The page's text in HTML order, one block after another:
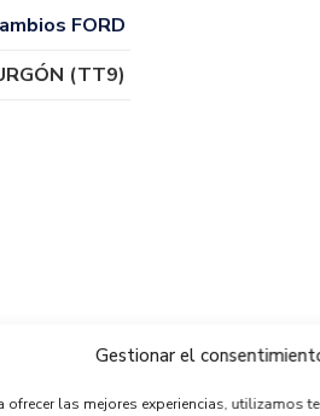
Gestionar el
ofrecer las mejores experiencias, utilizamos
FORD
(TT9)